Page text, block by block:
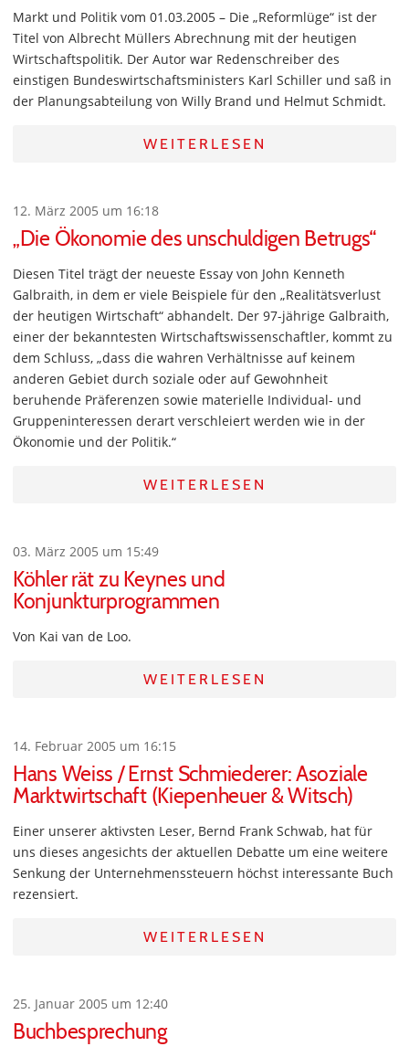
Markt und Politik vom 01.03.2005 – Die „Reformlüge“ ist der
Titel von Albrecht Müllers Abrechnung mit der heutigen
Wirtschaftspolitik. Der Autor war Redenschreiber des
einstigen Bundeswirtschaftsministers Karl Schiller und saß in
der Planungsabteilung von Willy Brand und Helmut Schmidt.
WEITERLESEN
12. März 2005 um 16:18
„Die Ökonomie des unschuldigen Betrugs“
Diesen Titel trägt der neueste Essay von John Kenneth
Galbraith, in dem er viele Beispiele für den „Realitätsverlust
der heutigen Wirtschaft“ abhandelt. Der 97-jährige Galbraith,
einer der bekanntesten Wirtschaftswissenschaftler, kommt zu
dem Schluss, „dass die wahren Verhältnisse auf keinem
anderen Gebiet durch soziale oder auf Gewohnheit
beruhende Präferenzen sowie materielle Individual- und
Gruppeninteressen derart verschleiert werden wie in der
Ökonomie und der Politik.“
WEITERLESEN
03. März 2005 um 15:49
Köhler rät zu Keynes und
Konjunkturprogrammen
Von Kai van de Loo.
WEITERLESEN
14. Februar 2005 um 16:15
Hans Weiss / Ernst Schmiederer: Asoziale
Marktwirtschaft (Kiepenheuer & Witsch)
Einer unserer aktivsten Leser, Bernd Frank Schwab, hat für
uns dieses angesichts der aktuellen Debatte um eine weitere
Senkung der Unternehmenssteuern höchst interessante Buch
rezensiert.
WEITERLESEN
25. Januar 2005 um 12:40
Buchbesprechung